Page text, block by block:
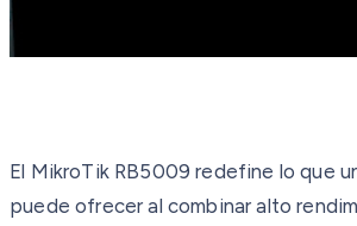
El MikroTik RB5009 redefine lo que
puede ofrecer al combinar alto